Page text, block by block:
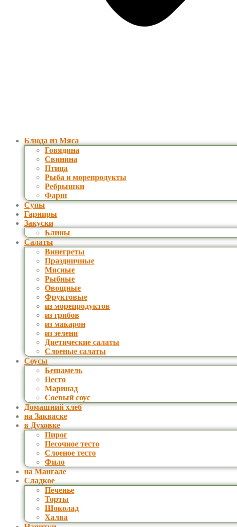
Блюда из Мяса
Говядина
Свинина
Птица
Рыба и морепродукты
Ребрышки
Фарш
Супы
Гарниры
Закуски
Блины
Салаты
Винегреты
Праздничные
Мясные
Рыбные
Овощные
Фруктовые
из морепродуктов
из грибов
из макарон
из зелени
Диетические салаты
Слоеные салаты
Соусы
Бешамель
Песто
Маринад
Соевый соус
Домашний хлеб
на Закваске
в Духовке
Пирог
Песочное тесто
Слоеное тесто
Фило
на Мангале
Сладкое
Печенье
Торты
Шоколад
Халва